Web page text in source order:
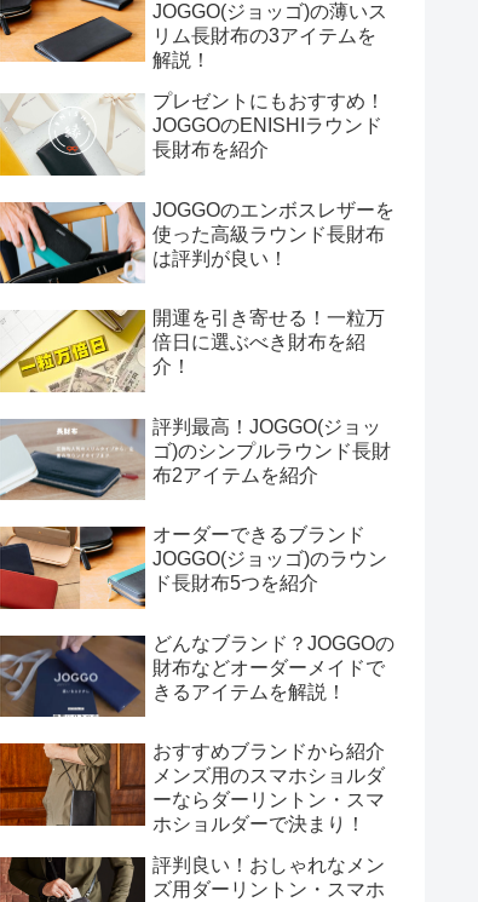
JOGGO(ジョッゴ)の薄いス
リム長財布の3アイテムを
解説！
プレゼントにもおすすめ！
JOGGOのENISHIラウンド
長財布を紹介
JOGGOのエンボスレザーを
使った高級ラウンド長財布
は評判が良い！
開運を引き寄せる！一粒万
倍日に選ぶべき財布を紹
介！
評判最高！JOGGO(ジョッ
ゴ)のシンプルラウンド長財
布2アイテムを紹介
オーダーできるブランド
JOGGO(ジョッゴ)のラウン
ド長財布5つを紹介
どんなブランド？JOGGOの
財布などオーダーメイドで
きるアイテムを解説！
おすすめブランドから紹介
メンズ用のスマホショルダ
ーならダーリントン・スマ
ホショルダーで決まり！
評判良い！おしゃれなメン
ズ用ダーリントン・スマホ